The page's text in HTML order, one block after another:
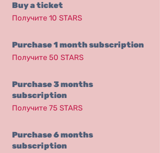
Buy a ticket
Получите 10 STARS
Purchase 1 month subscription
Получите 50 STARS
Purchase 3 months
subscription
Получите 75 STARS
Purchase 6 months
subscription